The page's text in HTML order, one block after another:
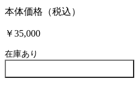
本体価格（税込）
￥35,000
在庫あり